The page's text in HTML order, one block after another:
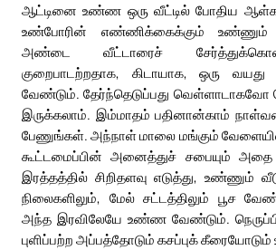
ஆட்டினை உண்ண ஒரு வீட்டில் போதிய
உண்போரின் எண்ணிக்கைக்கும் உண்ணும்
அண்டை வீட்டாரைச்
குறைபாடற்றதாக, கிடாயாக, ஒரு வயது
வேண்டும். தேர்ந்தெடுப்பது வெள்ளாடாகவோ
இருக்கலாம். இம்மாதம் பதினான்காம்
பேணுங்கள். அந்நாள் மாலை மங்கும்
கூட்டமைப்பின் அனைத்துச் சபையும்
இரத்தத்தில் சிறிதளவு எடுத்து, உண்ணும்
நிலைகளிலும், மேல் சட்டத்திலும் பூச
அந்த இரவிலேயே உண்ண வேண்டும்.
புளிப்பற்ற அப்பத்தோடும் கசப்புக்